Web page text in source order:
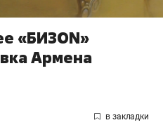
«БИЗON»
Армена